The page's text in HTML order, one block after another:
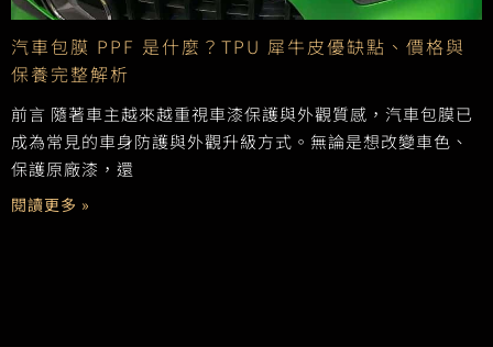
汽車包膜 PPF 是什麼？TPU 犀牛皮優缺點、價格與
保養完整解析
前言 隨著車主越來越重視車漆保護與外觀質感，汽車包膜已
成為常見的車身防護與外觀升級方式。無論是想改變車色、
保護原廠漆，還
閱讀更多 »